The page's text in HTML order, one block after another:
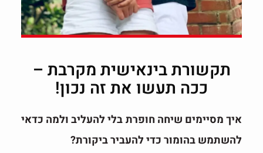
תקשורת בינאישית מקרבת –
ככה תעשו את זה נכון!
איך מסיימים שיחה חופרת בלי להעליב ולמה כדאי
להשתמש בהומור כדי להעביר ביקורת?